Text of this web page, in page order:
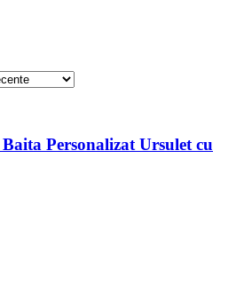
Personalizat Ursulet cu